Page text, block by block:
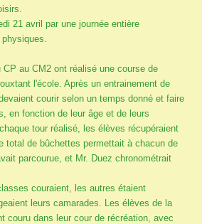
21 avril par une journée entière
CP au CM2 ont réalisé une course de
l'école. Après un entrainement de
courir selon un temps donné et faire
en fonction de leur âge et de leurs
tour réalisé, les élèves récupéraient
total de bûchettes permettait à chacun de
parcourue, et Mr. Duez chronométrait
couraient, les autres étaient
leurs camarades. Les élèves de la
couru dans leur cour de récréation, avec